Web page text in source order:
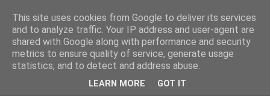
This site uses cookies from Google to deliver its services
and to analyze traffic. Your IP address and user-agent are
shared with Google along with performance and security
metrics to ensure quality of service, generate usage
statistics, and to detect and address abuse.
LEARN MORE GOT IT